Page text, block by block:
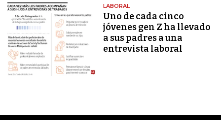
LABORAL
Uno de cada cinco
jóvenes gen Z ha llevado
a sus padres a una
entrevista laboral